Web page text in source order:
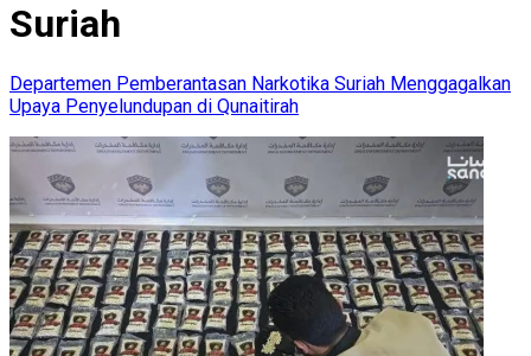
Suriah
Departemen Pemberantasan Narkotika Suriah Menggagalkan
Upaya Penyelundupan di Qunaitirah